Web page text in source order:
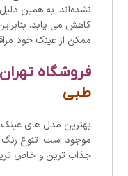
نشده‌اند. به همین
کاهش می یابد.
ممکن از عینک خود
فروشگاه
طبی
بهترین مدل های عینک
موجود است. تنوع
جذاب ترین و خاص